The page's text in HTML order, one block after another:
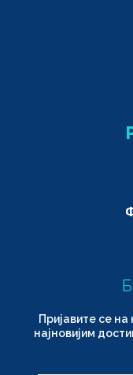
Пријавите се
најновијим